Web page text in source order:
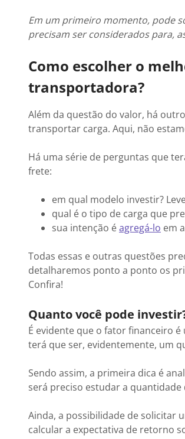
Em um primeiro momento, pode
precisam ser considerados para,
Como escolher o
transportadora?
Além da questão do valor, há
transportar carga. Aqui, não
Há uma série de perguntas que
frete:
em qual modelo investir?
qual é o tipo de carga que
sua intenção éagregá-lo em
Todas essas e outras questões
detalharemos ponto a ponto os
Confira!
Quanto você pode
É evidente que o fator financeiro
terá que ser, evidentemente, um
Sendo assim, a primeira dica é
será preciso estudar a
Ainda, a possibilidade de solicitar
calcular a expectativa de retorno